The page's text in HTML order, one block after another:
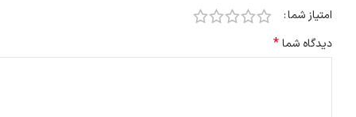
امتیاز شما
دیدگاه شما*